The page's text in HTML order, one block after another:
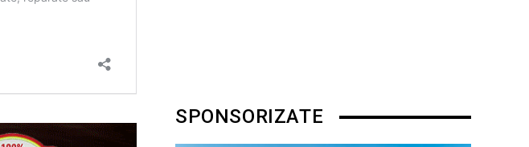
SPONSORIZATE